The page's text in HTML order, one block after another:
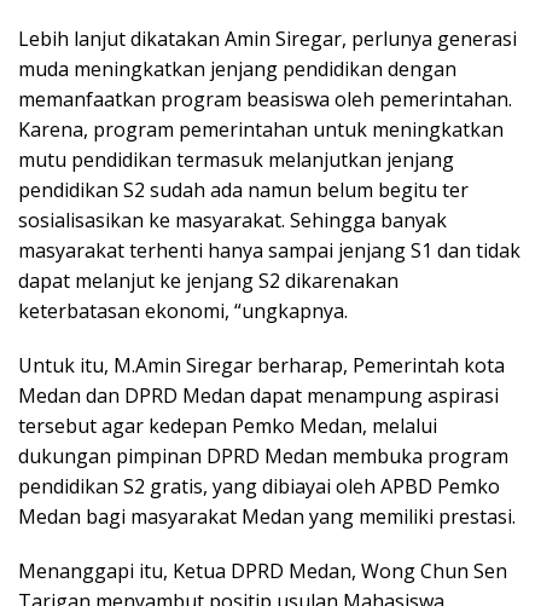
Lebih lanjut dikatakan Amin Siregar, perlunya generasi
muda meningkatkan jenjang pendidikan dengan
memanfaatkan program beasiswa oleh pemerintahan.
Karena, program pemerintahan untuk meningkatkan
mutu pendidikan termasuk melanjutkan jenjang
pendidikan S2 sudah ada namun belum begitu ter
sosialisasikan ke masyarakat. Sehingga banyak
masyarakat terhenti hanya sampai jenjang S1 dan tidak
dapat melanjut ke jenjang S2 dikarenakan
keterbatasan ekonomi, “ungkapnya.
Untuk itu, M.Amin Siregar berharap, Pemerintah kota
Medan dan DPRD Medan dapat menampung aspirasi
tersebut agar kedepan Pemko Medan, melalui
dukungan pimpinan DPRD Medan membuka program
pendidikan S2 gratis, yang dibiayai oleh APBD Pemko
Medan bagi masyarakat Medan yang memiliki prestasi.
Menanggapi itu, Ketua DPRD Medan, Wong Chun Sen